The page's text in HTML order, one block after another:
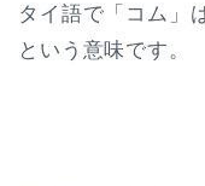
タイ語で「コム」
という意味です。